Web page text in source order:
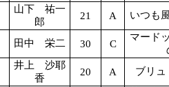
山下 祐一
郎
21 A いつも
田中 栄二 30 C
マード
井上 沙耶
香
20 A ブリュ